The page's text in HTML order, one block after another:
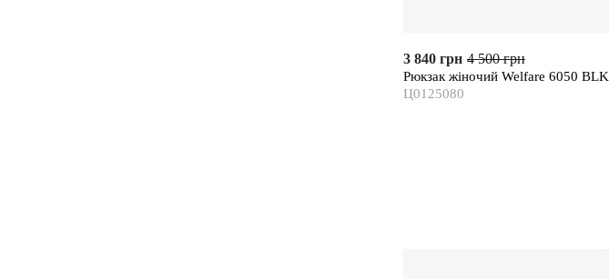
3 840 грн 4 500 грн
Рюкзак жіночий Welfare 6050 BLK
Ц0125080